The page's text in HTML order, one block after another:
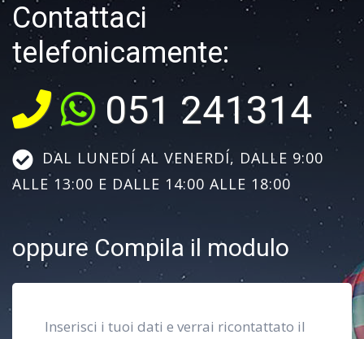
Contattaci
telefonicamente:
051 241314
DAL LUNEDÍ AL VENERDÍ, DALLE 9:00
ALLE 13:00 E DALLE 14:00 ALLE 18:00
oppure Compila il modulo
Inserisci i tuoi dati e verrai ricontattato il